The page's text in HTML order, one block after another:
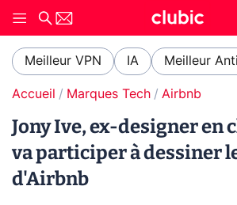
Meilleur VPN IA Meilleur
Accueil Marques Tech Airbnb
Jony Ive, ex-designer en
va participer à dessiner
d'Airbnb